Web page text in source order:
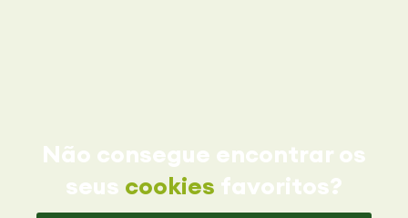
Não consegue encontrar os
seus cookies favoritos?